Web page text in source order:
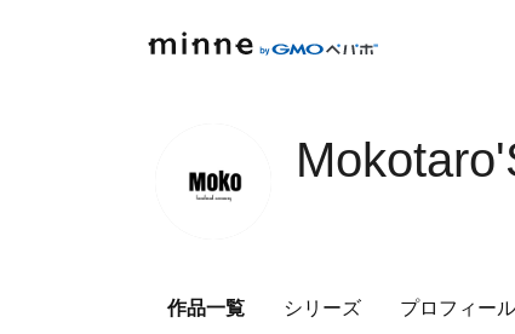
作品一覧 シリーズ プロフィール